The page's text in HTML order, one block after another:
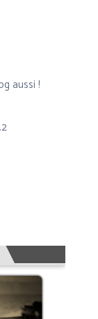
aussi !